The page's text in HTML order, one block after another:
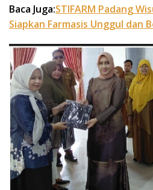
Baca Juga:STIFARM Padang
Siapkan Farmasis Unggul dan